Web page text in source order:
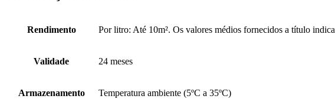
Rendimento Por litro: Até 10m². Os valores médios fornecidos a título
Validade 24 meses
Armazenamento Temperatura ambiente (5ºC a 35ºC)